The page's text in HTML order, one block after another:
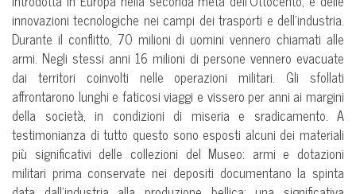
innovazioni tecnologiche nei campi dei trasporti e dell’industria.
Durante il conflitto, 70 milioni di uomini vennero chiamati alle
armi. Negli stessi anni 16 milioni di persone vennero evacuate
dai territori coinvolti nelle operazioni militari. Gli sfollati
affrontarono lunghi e faticosi viaggi e vissero per anni ai margini
della società, in condizioni di miseria e sradicamento. A
testimonianza di tutto questo sono esposti alcuni dei materiali
più significativi delle collezioni del Museo: armi e dotazioni
militari prima conservate nei depositi documentano la spinta